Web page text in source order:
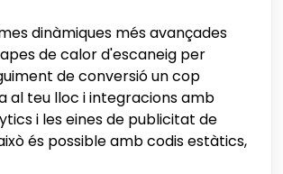
dinàmiques més avançades
de calor d'escaneig per
de conversió un cop
al teu lloc i integracions amb
i les eines de publicitat de
és possible amb codis estàtics,